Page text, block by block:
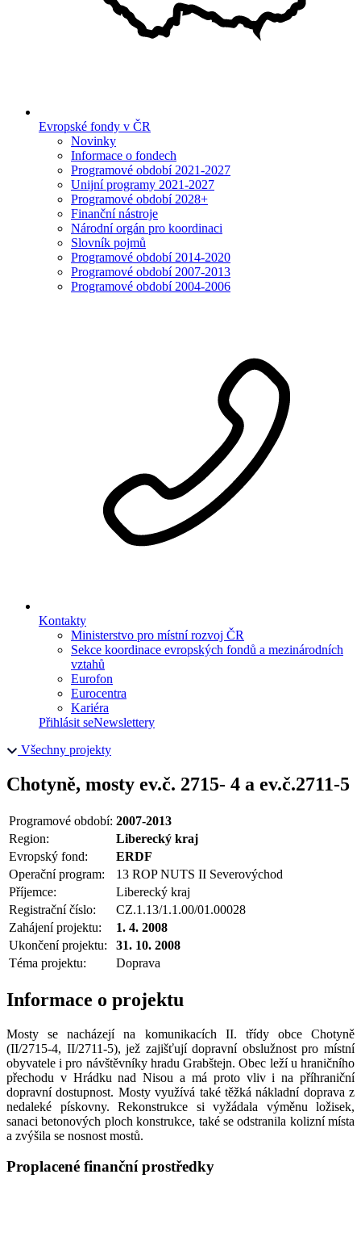
Evropské fondy v ČR
Novinky
Informace o fondech
Programové období 2021-2027
Unijní programy 2021-2027
Programové období 2028+
Finanční nástroje
Národní orgán pro koordinaci
Slovník pojmů
Programové období 2014-2020
Programové období 2007-2013
Programové období 2004-2006
Kontakty
Ministerstvo pro místní rozvoj ČR
Sekce koordinace evropských fondů a mezinárodních
vztahů
Eurofon
Eurocentra
Kariéra
Přihlásit seNewslettery
Všechny projekty
Chotyně, mosty ev.č. 2715- 4 a ev.č.2711-5
Programové období: 2007-2013
Region:
Liberecký kraj
Evropský fond:
ERDF
Operační program:
13 ROP NUTS II Severovýchod
Příjemce:
Liberecký kraj
Registrační číslo:
CZ.1.13/1.1.00/01.00028
Zahájení projektu:
1. 4. 2008
Ukončení projektu:
31. 10. 2008
Téma projektu:
Doprava
Informace o projektu
Mosty se nacházejí na komunikacích II. třídy obce Chotyně
(II/2715-4, II/2711-5), jež zajišťují dopravní obslužnost pro místní
obyvatele i pro návštěvníky hradu Grabštejn. Obec leží u hraničního
přechodu v Hrádku nad Nisou a má proto vliv i na příhraniční
dopravní dostupnost. Mosty využívá také těžká nákladní doprava z
nedaleké pískovny. Rekonstrukce si vyžádala výměnu ložisek,
sanaci betonových ploch konstrukce, také se odstranila kolizní místa
a zvýšila se nosnost mostů.
Proplacené finanční prostředky